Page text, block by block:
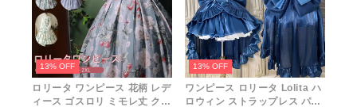
13% OFF
ロリータ ワンピース 花柄 レデ
ィース ゴスロリ ミモレ丈 クラ
13% OFF
ワンピース ロリータ Lolita ハ
ロウィン ストラップレス パフ